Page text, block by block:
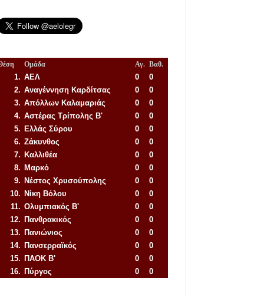
Ομάδα Αγ. Βαθ.
1. ΑΕΛ 0
0
2. Αναγέννηση Καρδίτσας 0
0
3. Απόλλων Καλαμαριάς 0
0
4. Αστέρας Τρίπολης Β' 0
0
5. Ελλάς Σύρου 0
0
6. Ζάκυνθος 0
0
7. Καλλιθέα 0
0
8. Μαρκό 0
0
9. Νέστος Χρυσούπολης 0
0
10. Νίκη Βόλου 0
0
11. Ολυμπιακός Β' 0
0
12. Πανθρακικός 0
0
13. Πανιώνιος 0
0
14. Πανσερραϊκός 0
0
15. ΠΑΟΚ Β' 0
0
16. Πύργος 0
0